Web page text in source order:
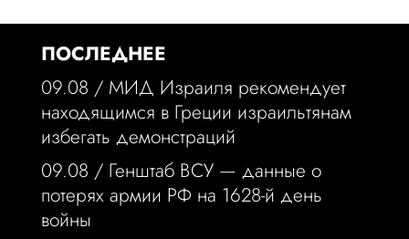
ПОСЛЕДНЕЕ
09.08 / МИД Израиля рекомендует
находящимся в Греции израильтянам
избегать демонстраций
09.08 / Генштаб ВСУ — данные о
потерях армии РФ на 1628-й день
войны